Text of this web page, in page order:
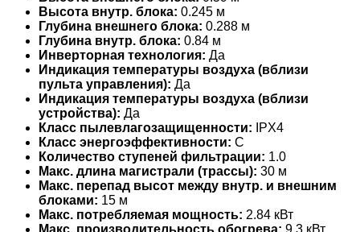
Высота внутр. блока: 0.245 м
Глубина внешнего блока: 0.288 м
Глубина внутр. блока: 0.84 м
Инверторная технология: Да
Индикация температуры воздуха (вблизи
пульта управления): Да
Индикация температуры воздуха (вблизи
устройства): Да
Класс пылевлагозащищенности: IPX4
Класс энергоэффективности: C
Количество ступеней фильтрации: 1.0
Макс. длина магистрали (трассы): 30 м
Макс. перепад высот между внутр. и внешним
блоками: 15 м
Макс. потребляемая мощность: 2.84 кВт